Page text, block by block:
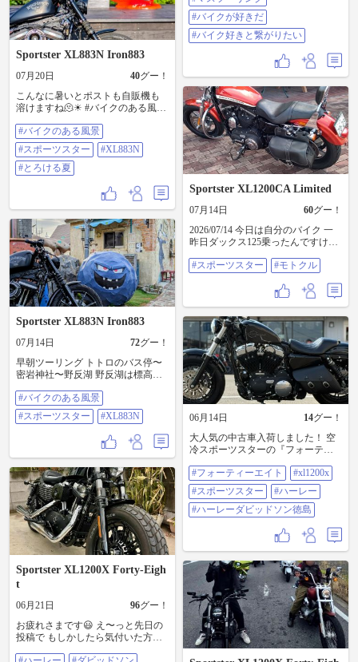
だ #バイク好きと繋がりたい #自己
満足
Sportster XL883N Iron883
07月20日 40グー！
こんなに暑いとポストも自販機も
溶けますね🫠☀ #バイクのある風景
る夏
#バイクのある風景
#スポーツスター
#XL883N
#とろける夏
#バイクが好きだ
#バイク好きと繋がりたい
Sportster XL883N Iron883
07月14日 72グー！
早朝ツーリング トトロのバス停〜
密岩神社〜野反湖 野反湖は標高高
らいでした。 #バイクのある風景 #
スポーツスター #XL883N
#バイクのある風景
#スポーツスター
#XL883N
Sportster XL1200CA Limited
07月14日 60グー！
2026/07/14 今日は自分のバイク 一
昨日ダックス125乗ったんですけど
良い・・・ お店でエンジンオイ
ル交換 ワイヤーの張りと空気圧を
見てもらって 帰り道ご機嫌でした
改めてスポーツスターって乗りや
すい良いバイクで 些か部品やオイ
ル関係、タイヤ代など少し国産よ
り高いのかもしれませんが・・・
乗って楽しい持ってて幸せって 贅
沢な自己満だなと改めて思いまし
た（笑） いよいよ暑い日が続きま
す 皆様も楽しいバイクライフを お
ー ＃モトクル
#スポーツスター #モトクル
Sportster XL1200X Forty-Eigh
t
06月21日 96グー！
お疲れさまです😃 え〜っと先日の
投稿で もしかしたら気付いた方も
06月14日 14グー！
大人気の中古車入荷しました！ 空
冷スポーツスターの『フォーティ
い人気でなかなか入荷もしないフ
ォーティーエイト久々の入荷で
す！ 程よくカスタムもされ、とて
もいい感じ。 ずっと待ってた方今
ィーエイト（XL1200X） ◆2021年
モデル ◆走行距離：5,319km ◆車両
の詳細は↓
https://www.goobike.com/spread/83002
77B30260614001/index.html #フォー
ティーエイト #XL1200X #スポーツ
スター #ハーレー #ハーレーダビッ
ドソン徳島 📲📲📲📲📲📲📲📲📲📲
📲📲 ◆新車＆中古車在庫情報
#フォーティーエイト
#xl1200x
#スポーツスター
#ハーレー
#ハーレーダビッドソン徳島